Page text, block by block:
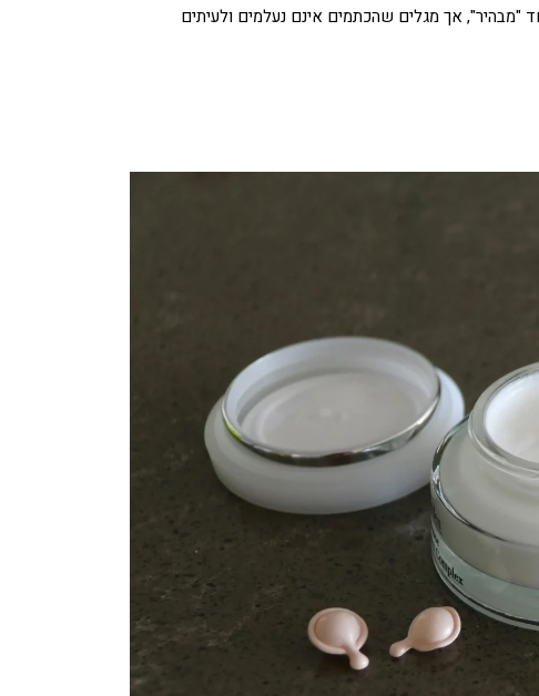
"מבהיר", אך מגלים שהכתמים אינם נעלמים ולעיתים